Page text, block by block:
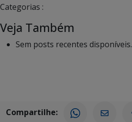
Categorias :
Veja Também
Sem posts recentes disponíveis.
Compartilhe: